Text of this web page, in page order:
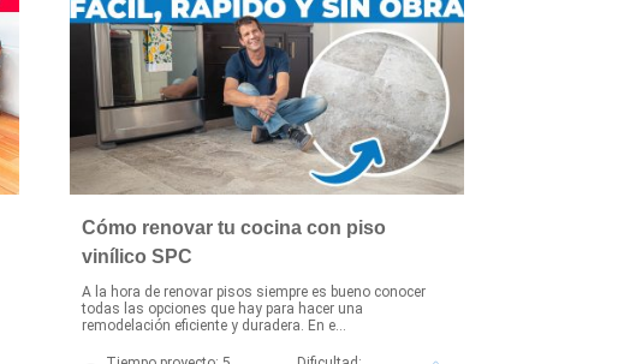
Cómo renovar tu cocina con piso
vinílico SPC
A la hora de renovar pisos siempre es bueno conocer
todas las opciones que hay para hacer una
remodelación eficiente y duradera. En e...